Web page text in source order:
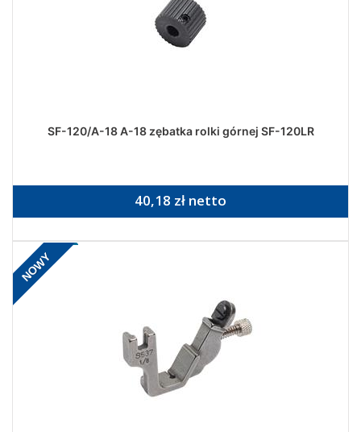
SF-120/A-18 A-18 zębatka rolki górnej SF-120LR
40,18 zł netto
NOWY